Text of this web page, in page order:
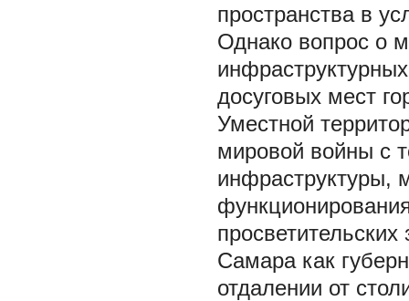
пространства в
Однако вопрос о
досуговых мест
Уместной
мировой войны с
инфраструктуры,
Самара как
отдалении от